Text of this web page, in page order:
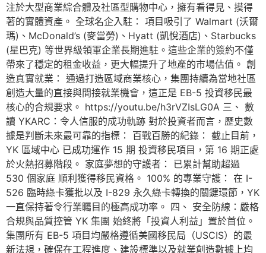
注於大型商業綜合體及社區型購物中心，擁有看得見、摸得
著的實體資產。 全球名企入駐： 項目吸引了 Walmart (沃爾
瑪)、McDonald’s (麥當勞)、Hyatt (凱悅酒店)、Starbucks
(星巴克) 等世界級領軍企業長期進駐。這些企業的簽約不僅
帶來了穩定的租金收益，更大幅提升了地產的市場估值。 創
造真實就業： 通過打造區域商業核心，集團持續為當地社區
創造大量的直接與間接就業機會，這正是 EB-5 投資移民最
核心的合規要求。 https://youtu.be/h3rVZIsLG0A 三、 數
讀 YKARC：令人信服的成功軌跡 對於投資者而言，歷史數
據是判斷未來最可靠的指標： 百戰百勝的紀錄： 截止目前，
YK 區域中心 已成功運作 15 期 投資移民項目，第 16 期正處
於火熱招募階段。 家庭夢想的守護者： 已累計幫助超過
530 個家庭 順利獲得移民資格。 100% 的專業守護： 在 I-
526 臨時綠卡獲批以及 I-829 永久綠卡轉換的關鍵環節，YK
一直保持著令行業矚目的極高成功率。 四、 安全防線：嚴格
合規與品質控管 YK 集團 始終將「投資人利益」置於首位。
集團所有 EB-5 項目均嚴格遵循美國移民局（USCIS）的最
新法規，確保在工程進度、建設標準以及就業創造數據上均